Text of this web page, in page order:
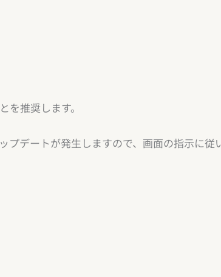
推奨します。
デートが発生しますので、画面の指示に従